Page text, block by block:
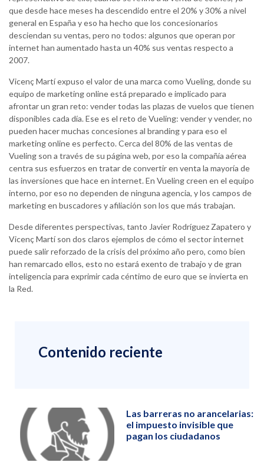
que desde hace meses ha descendido entre el 20% y 30% a nivel
general en España y eso ha hecho que los concesionarios
desciendan su ventas, pero no todos: algunos que operan por
internet han aumentado hasta un 40% sus ventas respecto a
2007.
Vicenç Martí expuso el valor de una marca como Vueling, donde su
equipo de marketing online está preparado e implicado para
afrontar un gran reto: vender todas las plazas de vuelos que tienen
disponibles cada día. Ese es el reto de Vueling: vender y vender, no
pueden hacer muchas concesiones al branding y para eso el
marketing online es perfecto. Cerca del 80% de las ventas de
Vueling son a través de su página web, por eso la compañía aérea
centra sus esfuerzos en tratar de convertir en venta la mayoría de
las inversiones que hace en internet. En Vueling creen en el equipo
interno, por eso no dependen de ninguna agencia, y los campos de
marketing en buscadores y afiliación son los que más trabajan.
Desde diferentes perspectivas, tanto Javier Rodríguez Zapatero y
Vicenç Martí son dos claros ejemplos de cómo el sector internet
puede salir reforzado de la crisis del próximo año pero, como bien
han remarcado ellos, esto no estará exento de trabajo y de gran
inteligencia para exprimir cada céntimo de euro que se invierta en
la Red.
Contenido reciente
Las barreras no arancelarias:
el impuesto invisible que
pagan los ciudadanos